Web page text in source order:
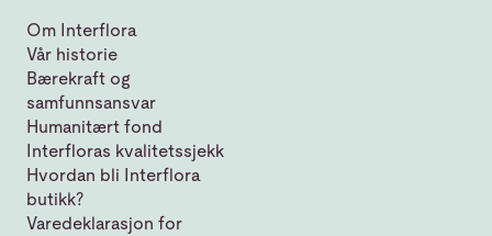
Om Interflora
Vår historie
Bærekraft og
samfunnsansvar
Humanitært fond
Interfloras kvalitetssjekk
Hvordan bli Interflora
butikk?
Varedeklarasjon for